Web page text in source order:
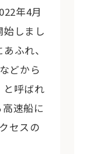
年4月
しまし
ふれ、
どから
と呼ばれ
速船に
セスの